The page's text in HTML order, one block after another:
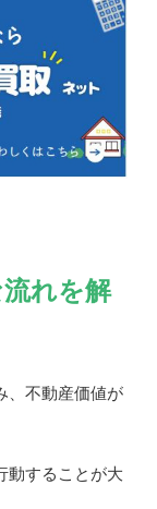
れを解
、不動産価値が
動することが大